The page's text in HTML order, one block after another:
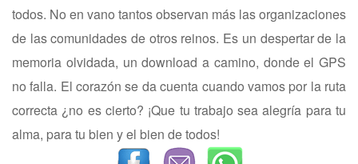
todos. No en vano tantos observan más las organizaciones
de las comunidades de otros reinos. Es un despertar de la
memoria olvidada, un download a camino, donde el GPS
no falla. El corazón se da cuenta cuando vamos por la ruta
correcta ¿no es cierto? ¡Que tu trabajo sea alegría para tu
alma, para tu bien y el bien de todos!